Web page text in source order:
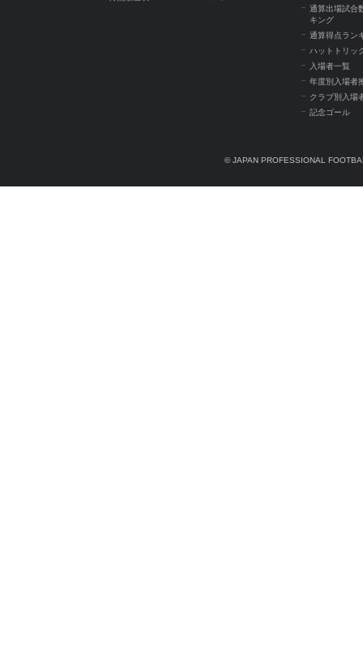
通算出場試合
キング
通算得点ラン
ハットトリッ
入場者一覧
年度別入場者
クラブ別入場
記念ゴール
© JAPAN PROFESSIONAL